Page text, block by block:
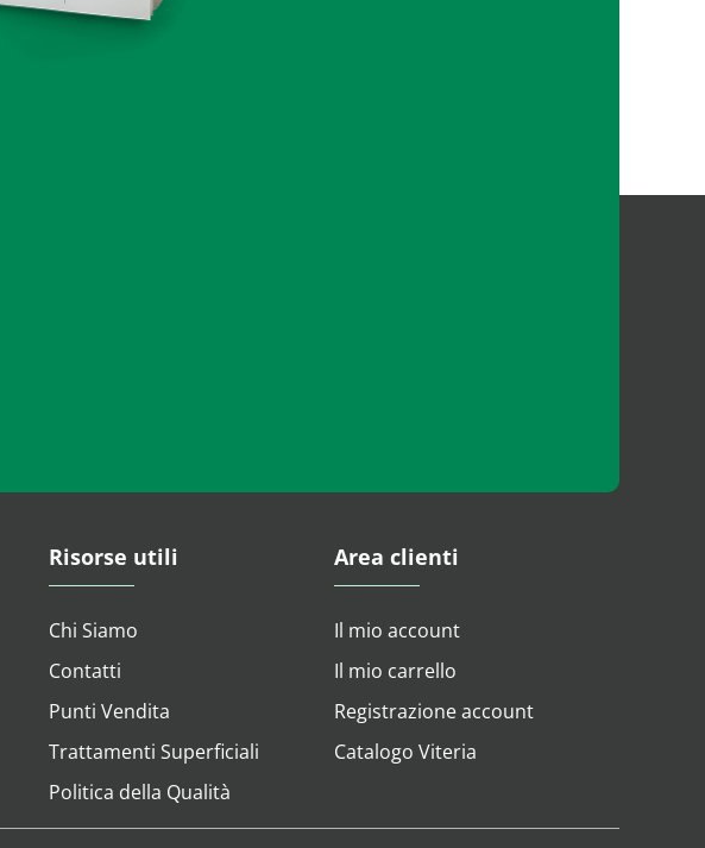
Risorse utili
Chi Siamo
Contatti
Punti Vendita
Trattamenti Superficiali
Politica della Qualità
Area clienti
Il mio account
Il mio carrello
Registrazione account
Catalogo Viteria